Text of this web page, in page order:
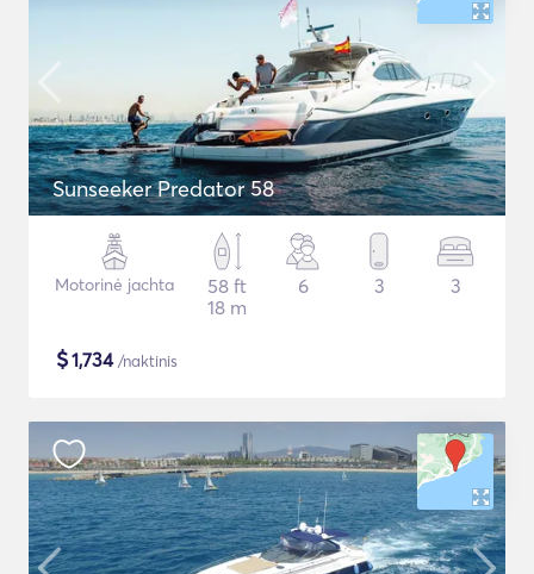
Sunseeker Predator 58
Motorinė jachta
58 ft
18 m
6 3 3
$1,734/naktinis